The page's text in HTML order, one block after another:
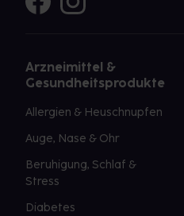
Arzneimittel &
Gesundheitsprodukte
Allergien & Heuschnupfen
Auge, Nase & Ohr
Beruhigung, Schlaf &
Stress
Diabetes